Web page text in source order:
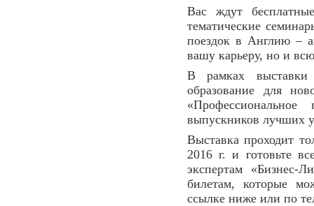
Вас ждут
тематические
поездок в Англию –
вашу карьеру, но и
В рамках выставки
образование для
выпускников лучших
Выставка проходит
2016 г. и готовьте
экспертам «Бизнес-
билетам, которые
ссылке ниже или по